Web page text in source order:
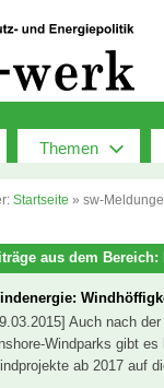
Themen
Startseite » sw-
aus dem
Auch nach
Windparks gibt
ab 2017 auf